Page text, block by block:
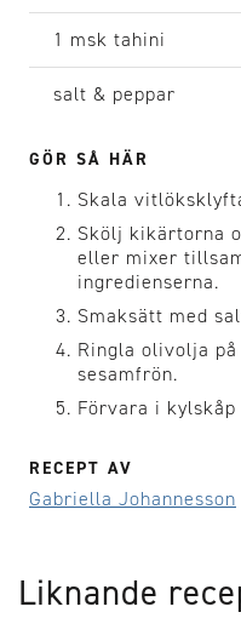
1 msk tahini
salt & peppar
GÖR SÅ HÄR
Skala
Skölj kikärtorna
eller mixer
ingredienserna.
Smaksätt med
Ringla olivolja
sesamfrön.
Förvara i
RECEPT AV
Gabriella Johannesson
Liknande